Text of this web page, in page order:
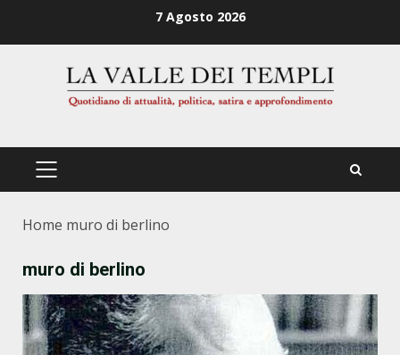
7 Agosto 2026
PRIMÄRES
Home muro di berlino
muro di berlino